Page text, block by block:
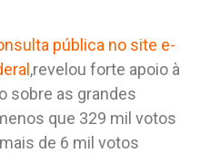
pública no site e-
,revelou forte apoio à
sobre as grandes
que 329 mil votos
de 6 mil votos